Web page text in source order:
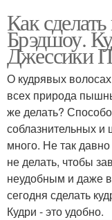
Как
Брэдшоу.
Джессики
О кудрявых
всех природа
же делать?
соблазнительных
много. Не так
не делать, чтобы
неудобным и даже
сегодня сделать
Кудри - это удобно.